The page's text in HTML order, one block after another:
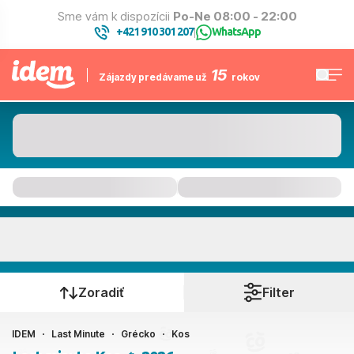
Sme vám k dispozícii Po-Ne 08:00 - 22:00
+421 910 301 207| WhatsApp
Zájazdy predávame už 15 rokov
Kedy cestujete?
Ako cestujete?
Zoradiť Filter
IDEM Last Minute Grécko Kos